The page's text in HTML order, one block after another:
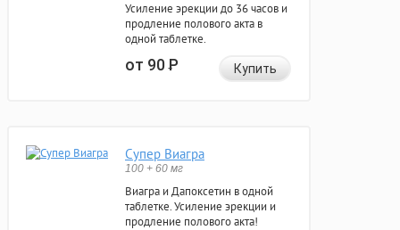
Усиление эрекции до 36 часов и
продление полового акта в
одной таблетке.
от 90Р Купить
Супер Виагра
100 + 60 мг
Виагра и Дапоксетин в одной
таблетке. Усиление эрекции и
продление полового акта!